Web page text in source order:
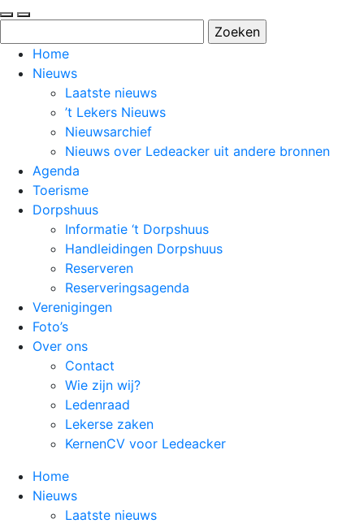
naar: Home
Nieuws
Laatste nieuws
’t Lekers Nieuws
Nieuwsarchief
Nieuws over Ledeacker uit andere bronnen
Agenda
Toerisme
Dorpshuus
Informatie ‘t Dorpshuus
Handleidingen Dorpshuus
Reserveren
Reserveringsagenda
Verenigingen
Foto’s
Over ons
Contact
Wie zijn wij?
Ledenraad
Lekerse zaken
KernenCV voor Ledeacker
Home
Nieuws
Laatste nieuws